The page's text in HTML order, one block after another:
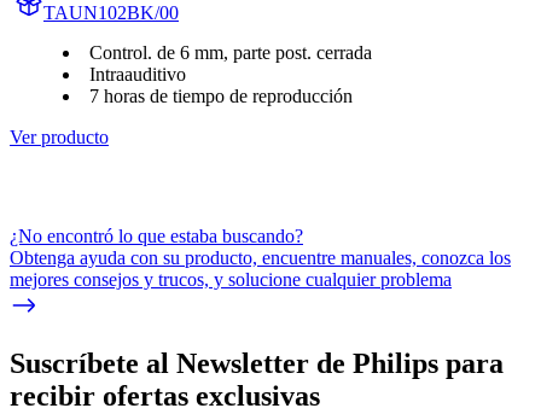
TAUN102BK/00
Control. de 6 mm, parte post. cerrada
Intraauditivo
7 horas de tiempo de reproducción
Ver producto
¿No encontró lo que estaba buscando?
Obtenga ayuda con su producto, encuentre manuales, conozca los
mejores consejos y trucos, y solucione cualquier problema
Suscríbete al Newsletter de Philips para
recibir ofertas exclusivas